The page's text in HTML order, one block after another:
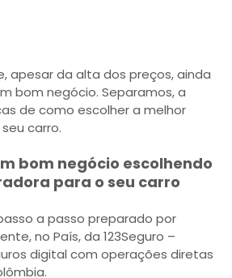
apesar da alta dos preços, ainda
bom negócio. Separamos, a
de como escolher a melhor
carro.
bom negócio escolhendo
para o seu carro
a passo preparado por
no País, da 123Seguro –
digital com operações diretas